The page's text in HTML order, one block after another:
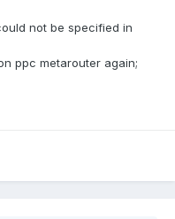
not be specified in
ppc metarouter again;